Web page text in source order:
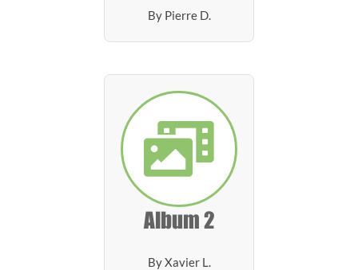
By Pierre D.
Album 2
By Xavier L.